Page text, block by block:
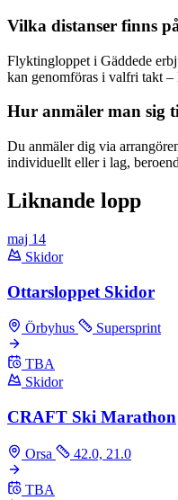
Vilka distanser finns
Flyktingloppet i Gäddede
kan genomföras i valfri takt
Hur anmäler man sig
Du anmäler dig via
individuellt eller i lag,
Liknande lopp
maj 14
Skidor
Ottarsloppet Skidor
Örbyhus Supersprint
TBA
Skidor
CRAFT Ski Marathon
Orsa 42.0, 21.0
TBA